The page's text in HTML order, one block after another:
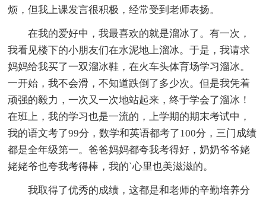
烦，但我上课发言很积极，经常受到老师表扬。
在我的爱好中，我最喜欢的就是溜冰了。有一次，
我看见楼下的小朋友们在水泥地上溜冰。于是，我请求
妈妈给我买了一双溜冰鞋，在火车头体育场学习溜冰。
一开始，我不会滑，不知道跌倒了多少次。但是我凭着
顽强的毅力，一次又一次地站起来，终于学会了溜冰！
在班上，我的学习也是一流的，上学期的期末考试中，
我的语文考了99分，数学和英语都考了100分，三门成绩
都是全年级第一。爸爸妈妈都夸我考得好，奶奶爷爷姥
姥姥爷也夸我考得棒，我的`心里也美滋滋的。
我取得了优秀的成绩，这都是和老师的辛勤培养分